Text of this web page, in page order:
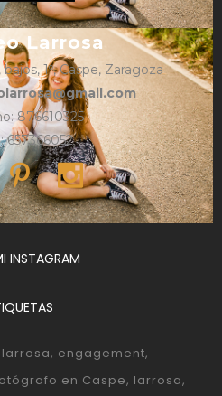
Larrosa
1º, Caspe, Zaragoza
876610325
657366052
INSTAGRAM
engagement
en Caspe larrosa